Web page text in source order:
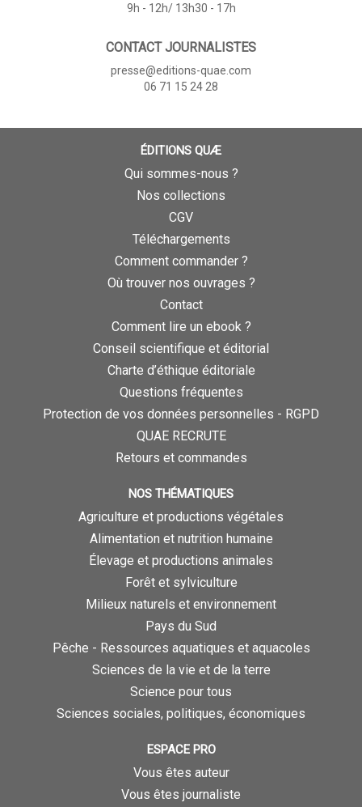
9h - 12h/ 13h30 - 17h
CONTACT JOURNALISTES
presse@editions-quae.com
06 71 15 24 28
ÉDITIONS QUÆ
Qui sommes-nous ?
Nos collections
CGV
Téléchargements
Comment commander ?
Où trouver nos ouvrages ?
Contact
Comment lire un ebook ?
Conseil scientifique et éditorial
Charte d’éthique éditoriale
Questions fréquentes
Protection de vos données personnelles - RGPD
QUAE RECRUTE
Retours et commandes
NOS THÉMATIQUES
Agriculture et productions végétales
Alimentation et nutrition humaine
Élevage et productions animales
Forêt et sylviculture
Milieux naturels et environnement
Pays du Sud
Pêche - Ressources aquatiques et aquacoles
Sciences de la vie et de la terre
Science pour tous
Sciences sociales, politiques, économiques
ESPACE PRO
Vous êtes auteur
Vous êtes journaliste